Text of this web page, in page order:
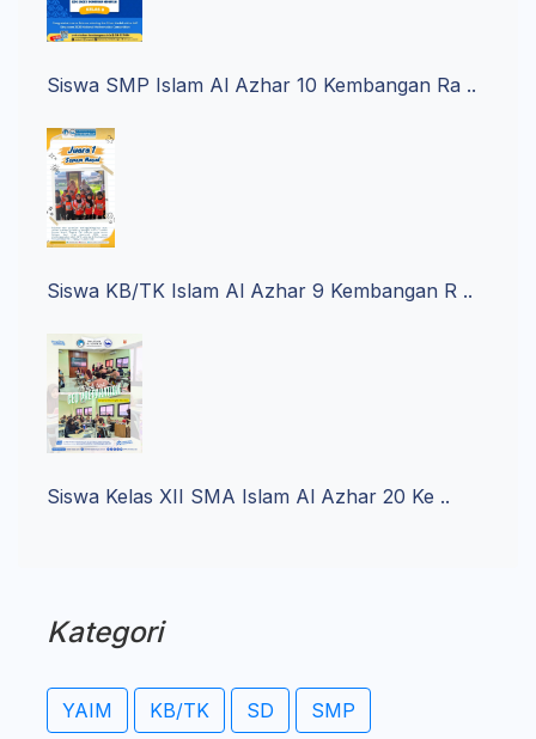
Siswa SMP Islam Al Azhar 10 Kembangan Ra ..
Siswa KB/TK Islam Al Azhar 9 Kembangan R ..
Siswa Kelas XII SMA Islam Al Azhar 20 Ke ..
Kategori
YAIM KB/TK SD SMP